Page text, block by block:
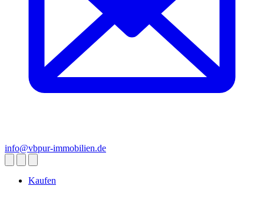
info@vbpur-immobilien.de
Kaufen